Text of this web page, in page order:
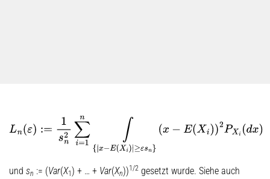
:=1 n2∑ E(X n (Xi))2P X i(d x)
und sn := (Var(X1) + … + Var(Xn))1/2 gesetzt wurde. Siehe auch